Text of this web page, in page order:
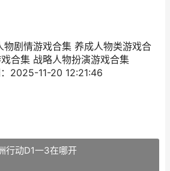
物剧情游戏合集 养成人物类游戏合
合集 战略人物扮演游戏合集
2025-11-20 12:21:46
行动D1一3在哪开